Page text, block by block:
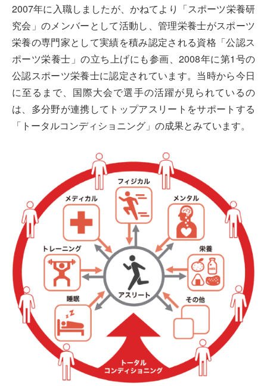
2007年に入職しましたが、かねてより「スポーツ栄養研
究会」のメンバーとして活動し、管理栄養士がスポーツ
栄養の専門家として実績を積み認定される資格「公認ス
ポーツ栄養士」の立ち上げにも参画、2008年に第1号の
公認スポーツ栄養士に認定されています。当時から今日
に至るまで、国際大会で選手の活躍が見られているの
は、多分野が連携してトップアスリートをサポートする
「トータルコンディショニング」の成果とみています。